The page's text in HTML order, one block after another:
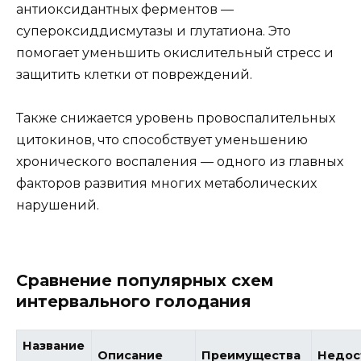
антиоксидантных ферментов —
супероксиддисмутазы и глутатиона. Это
помогает уменьшить окислительный стресс и
защитить клетки от повреждений.
Также снижается уровень провоспалительных
цитокинов, что способствует уменьшению
хронического воспаления — одного из главных
факторов развития многих метаболических
нарушений.
Сравнение популярных схем
интервального голодания
Название
Описание Преимущества